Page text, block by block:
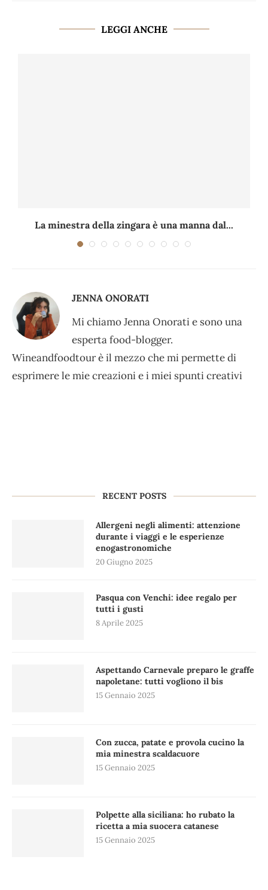
LEGGI ANCHE
La minestra della zingara è una manna dal...
JENNA ONORATI
Mi chiamo Jenna Onorati e sono una
esperta food-blogger.
Wineandfoodtour è il mezzo che mi permette di
esprimere le mie creazioni e i miei spunti creativi
RECENT POSTS
Allergeni negli alimenti: attenzione
durante i viaggi e le esperienze
enogastronomiche
20 Giugno 2025
Pasqua con Venchi: idee regalo per
tutti i gusti
8 Aprile 2025
Aspettando Carnevale preparo le graffe
napoletane: tutti vogliono il bis
15 Gennaio 2025
Con zucca, patate e provola cucino la
mia minestra scaldacuore
15 Gennaio 2025
Polpette alla siciliana: ho rubato la
ricetta a mia suocera catanese
15 Gennaio 2025